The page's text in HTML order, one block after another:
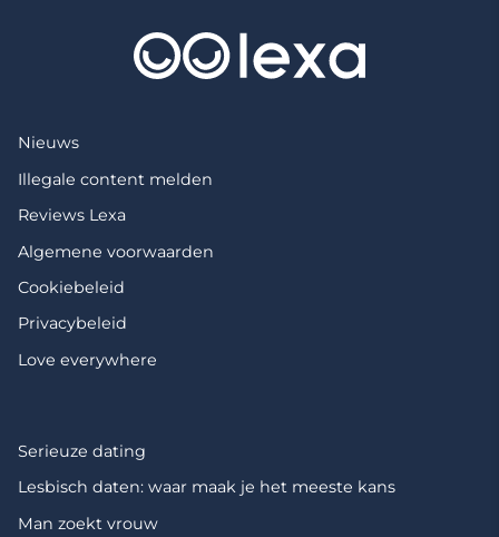
Nieuws
Illegale content melden
Reviews Lexa
Algemene voorwaarden
Cookiebeleid
Privacybeleid
Love everywhere
Serieuze dating
Lesbisch daten: waar maak je het meeste kans
Man zoekt vrouw